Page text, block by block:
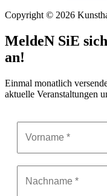
Copyright © 2026
MeldeN SiE
an!
Einmal monatlich
aktuelle Veranstaltungen